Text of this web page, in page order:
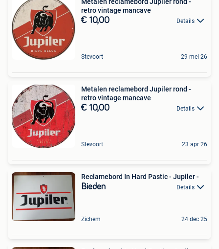
retro vintage mancave
€ 10,00 Details
Stevoort 29 mei 26
Metalen reclamebord Jupiler rond -
retro vintage mancave
€ 10,00 Details
Stevoort 23 apr 26
Reclamebord In Hard Pastic - Jupiler -
Bieden Details
Zichem 24 dec 25